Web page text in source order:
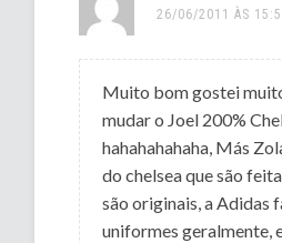
26/06/2011 ÀS
Muito bom gostei
mudar o Joel 200%
hahahahahaha, Más
do chelsea que são
são originais, a Adidas
uniformes geralmente,